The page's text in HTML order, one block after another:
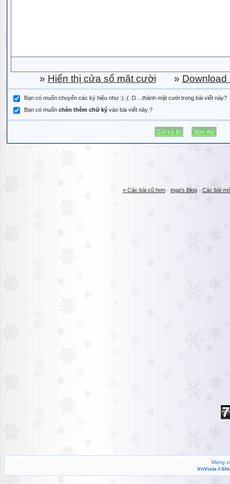
» Hiển thị cửa sổ mặt cười » Download
Bạn có muốn chuyển các ký hiệu như :) :( :D ...thành mặt cười trong bài viết này?
Bạn có muốn chèn thêm chữ ký vào bài viết này ?
« Các bài cũ hơn · inga's Blog · Các bài
Mạng
VnVista I-